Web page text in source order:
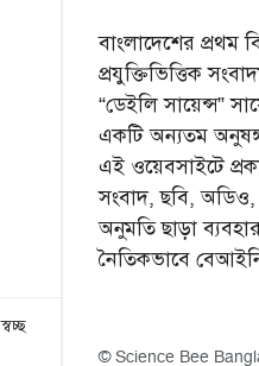
বাংলাদেশের প্রথম
প্রযুক্তিভিত্তিক
“ডেইলি সায়েন্স”
একটি অন্যতম অনুষঙ্গ
এই ওয়েবসাইটে
সংবাদ, ছবি,
অনুমতি ছাড়া
নৈতিকভাবে
© Science Bee